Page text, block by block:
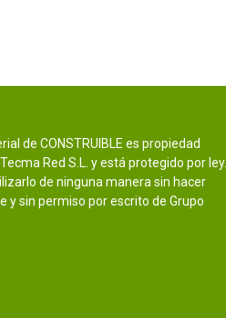
de CONSTRUIBLE es propiedad
Red S.L. y está protegido por ley.
de ninguna manera sin hacer
y sin permiso por escrito de Grupo